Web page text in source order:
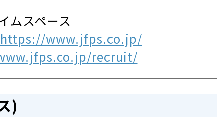
ムスペース
https://www.jfps.co.jp/
recruit/
)